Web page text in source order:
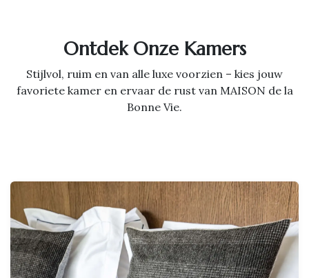
Ontdek Onze Kamers
Stijlvol, ruim en van alle luxe voorzien – kies jouw
favoriete kamer en ervaar de rust van MAISON de la
Bonne Vie.